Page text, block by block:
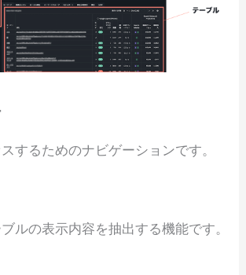
するためのナビゲーションです。
ルの表示内容を抽出する機能です。